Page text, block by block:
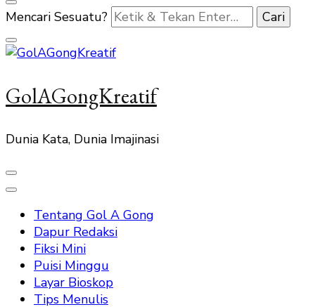
Mencari Sesuatu?
GolAGongKreatif
Dunia Kata, Dunia Imajinasi
Tentang Gol A Gong
Dapur Redaksi
Fiksi Mini
Puisi Minggu
Layar Bioskop
Tips Menulis